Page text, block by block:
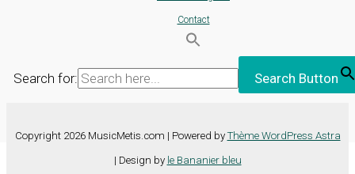
Contact
Search for: Search Button
Copyright 2026 MusicMetis.com | Powered by Thème WordPress Astra
| Design by le Bananier bleu